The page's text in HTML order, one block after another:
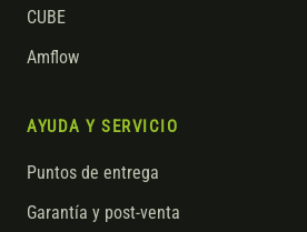
CUBE
Amflow
AYUDA Y SERVICIO
Puntos de entrega
Garantía y post-venta